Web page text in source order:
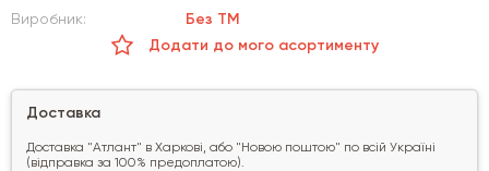
Виробник:
Без ТМ
Додати до мого асортименту
Доставка
Доставка "Атлант" в Харкові, або "Новою поштою" по всій Україні
(відправка за 100% предоплатою).